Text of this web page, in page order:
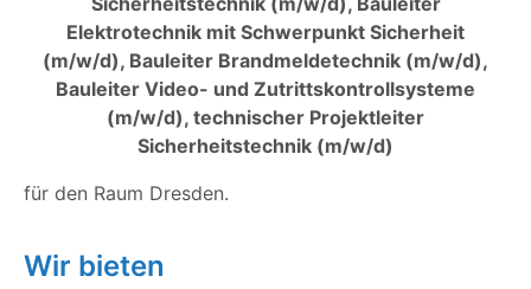
Elektrotechnik mit Schwerpunkt Sicherheit
(m/w/d), Bauleiter Brandmeldetechnik (m/w/d),
Bauleiter Video- und Zutrittskontrollsysteme
(m/w/d), technischer Projektleiter
Sicherheitstechnik (m/w/d)
für den Raum Dresden.
Wir bieten